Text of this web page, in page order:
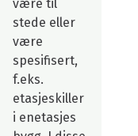
være til
stede eller
være
spesifisert,
f.eks.
etasjeskiller
i enetasjes